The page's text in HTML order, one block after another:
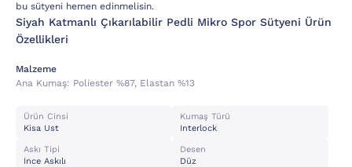
bu sütyeni hemen edinmelisin.
Siyah Katmanlı Çıkarılabilir Pedli Mikro Spor Sütyeni Ürün
Özellikleri
Malzeme
Ana Kumaş: Poli̇ester %87, Elastan %13
Ürün Cinsi
Kisa Ust
Kumaş Türü
Interlock
Askı Tipi
İnce Askılı
Desen
Düz